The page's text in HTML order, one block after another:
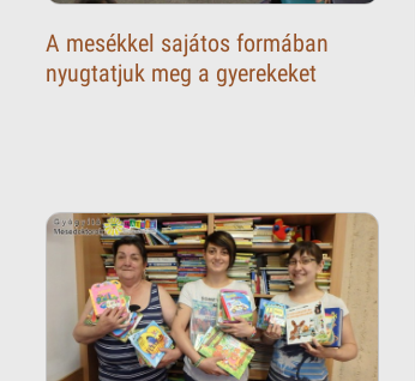
A mesékkel sajátos formában
nyugtatjuk meg a gyerekeket